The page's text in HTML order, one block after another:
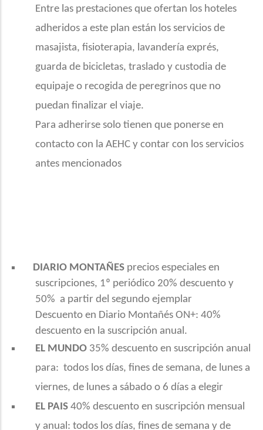
Entre las prestaciones que ofertan los hoteles
adheridos a este plan están los servicios de
masajista, fisioterapia, lavandería exprés,
guarda de bicicletas, traslado y custodia de
equipaje o recogida de peregrinos que no
puedan finalizar el viaje.
Para adherirse solo tienen que ponerse en
contacto con la AEHC y contar con los servicios
antes mencionados
DIARIO MONTAÑES precios especiales en
suscripciones, 1º periódico 20% descuento y
50% a partir del segundo ejemplar
Descuento en Diario Montañés ON+: 40%
descuento en la suscripción anual.
EL MUNDO 35% descuento en suscripción anual
para: todos los días, fines de semana, de lunes a
viernes, de lunes a sábado o 6 días a elegir
EL PAIS 40% descuento en suscripción mensual
y anual: todos los días, fines de semana y de